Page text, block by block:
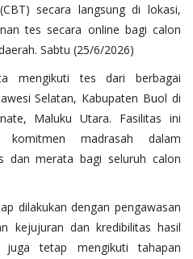
secara langsung di lokasi,
tes secara online bagi calon
Sabtu (25/6/2026)
mengikuti tes dari berbagai
Selatan, Kabupaten Buol di
Maluku Utara. Fasilitas ini
komitmen madrasah dalam
dan merata bagi seluruh calon
dilakukan dengan pengawasan
kejujuran dan kredibilitas hasil
tetap mengikuti tahapan